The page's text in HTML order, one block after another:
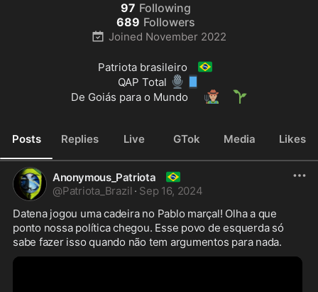
97 Following
689 Followers
Joined November 2022
Patriota brasileiro 🇧🇷
QAP Total 🎙️ 📱
De Goiás para o Mundo 👨🏽‍🌾 🌱
Posts Replies Live GTok Media Likes
Anonymous_Patriota 🇧🇷
@Patriota_Brazil · Sep 16, 2024
Datena jogou uma cadeira no Pablo marçal! Olha a que
ponto nossa política chegou. Esse povo de esquerda só
sabe fazer isso quando não tem argumentos para nada.